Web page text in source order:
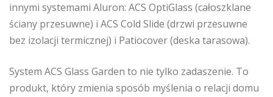
innymi systemami Aluron: ACS OptiGlass (całoszklane
ściany przesuwne) i ACS Cold Slide (drzwi przesuwne
bez izolacji termicznej) i Patiocover (deska tarasowa).
System ACS Glass Garden to nie tylko zadaszenie. To
produkt, który zmienia sposób myślenia o relacji domu